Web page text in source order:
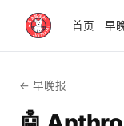
首页 早
← 早晚报